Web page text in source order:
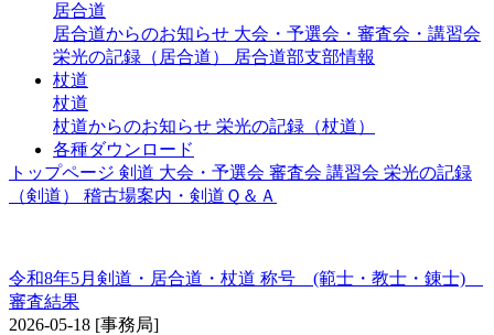
居合道
居合道からのお知らせ 大会・予選会・審査会・講習会
栄光の記録（居合道）
居合道部支部情報
杖道
杖道
杖道からのお知らせ 栄光の記録（杖道）
各種ダウンロード
トップページ 剣道 大会・予選会 審査会 講習会 栄光の記録
（剣道） 稽古場案内・剣道Ｑ＆Ａ
令和8年5月剣道・居合道・杖道 称号 (範士・教士・錬士)
審査結果
2026-05-18 [事務局]